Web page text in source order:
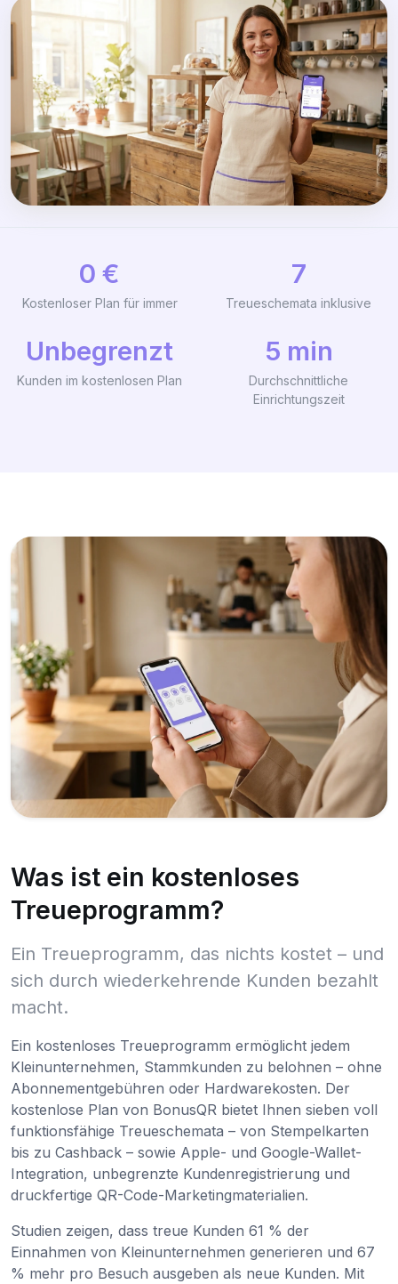
0 €
Kostenloser Plan für immer
7
Treueschemata inklusive
Unbegrenzt
Kunden im kostenlosen Plan
5 min
Durchschnittliche
Einrichtungszeit
Was ist ein kostenloses
Treueprogramm?
Ein Treueprogramm, das nichts kostet – und
sich durch wiederkehrende Kunden bezahlt
macht.
Ein kostenloses Treueprogramm ermöglicht jedem
Kleinunternehmen, Stammkunden zu belohnen – ohne
Abonnementgebühren oder Hardwarekosten. Der
kostenlose Plan von BonusQR bietet Ihnen sieben voll
funktionsfähige Treueschemata – von Stempelkarten
bis zu Cashback – sowie Apple- und Google-Wallet-
Integration, unbegrenzte Kundenregistrierung und
druckfertige QR-Code-Marketingmaterialien.
Studien zeigen, dass treue Kunden 61 % der
Einnahmen von Kleinunternehmen generieren und 67
% mehr pro Besuch ausgeben als neue Kunden. Mit